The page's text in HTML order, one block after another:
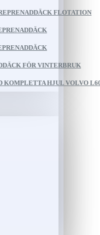
FLOTATION
FÖR VINTERBRUK
KOMPLETTA HJUL VOLVO